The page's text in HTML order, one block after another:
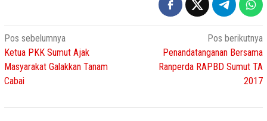
Navigasi
pos
Pos sebelumnya
Ketua PKK Sumut Ajak
Masyarakat Galakkan Tanam
Cabai
Pos berikutnya
Penandatanganan Bersama
Ranperda RAPBD Sumut TA
2017